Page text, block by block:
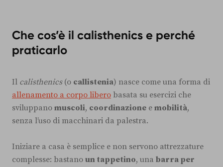
Che cos’è il calisthenics e perché
praticarlo
Il calisthenics(o callistenia) nasce come una forma di
allenamento a corpo libero basata su esercizi che
sviluppano muscoli, coordinazione e mobilità,
senza l’uso di macchinari da palestra.
Iniziare a casa è semplice e non servono attrezzature
complesse: bastano un tappetino, una barra per